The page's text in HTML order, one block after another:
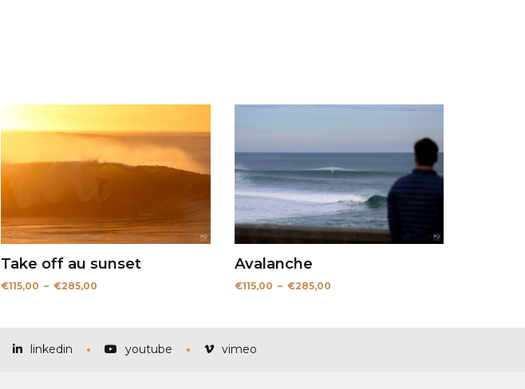
Take off au sunset
€115,00 – €285,00
€285,00
Avalanche
€115,00 – €285,00Plage
linkedin youtube vimeo